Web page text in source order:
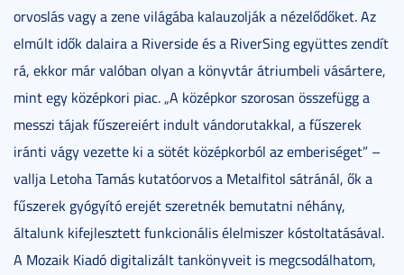
orvoslás vagy a zene világába kalauzolják a nézelődőket. Az
elmúlt idők dalaira a Riverside és a RiverSing együttes zendít
rá, ekkor már valóban olyan a könyvtár átriumbeli vásártere,
mint egy középkori piac. „A középkor szorosan összefügg a
messzi tájak fűszereiért indult vándorutakkal, a fűszerek
iránti vágy vezette ki a sötét középkorból az emberiséget” –
vallja Letoha Tamás kutatóorvos a Metalfitol sátránál, ők a
fűszerek gyógyító erejét szeretnék bemutatni néhány,
általunk kifejlesztett funkcionális élelmiszer kóstoltatásával.
A Mozaik Kiadó digitalizált tankönyveit is megcsodálhatom,